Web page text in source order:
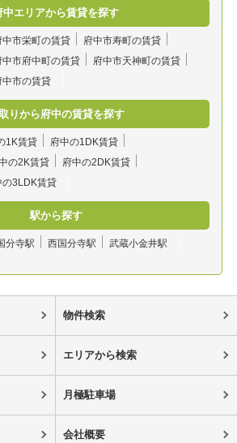
中エリアから賃貸を探す
中市栄町の賃貸
府中市寿町の賃貸
中市府中町の賃貸
府中市天神町の賃貸
中市の賃貸
りから府中の賃貸を探す
1K賃貸
府中の1DK賃貸
の2K賃貸
府中の2DK賃貸
の3LDK賃貸
駅から探す
分寺駅 西国分寺駅 武蔵小金井駅
物件検索
エリアから検索
月極駐車場
会社概要